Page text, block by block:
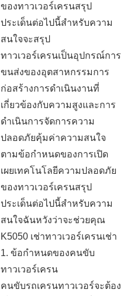
ของทาวเวอร์เครนสรุป
ประเด็นต่อไปนี้สำหรับความ
สนใจจะสรุป
ทาวเวอร์เครนเป็นอุปกรณ์การ
ขนส่งของอุตสาหกรรมการ
ก่อสร้างการดำเนินงานที่
เกี่ยวข้องกับความสูงและการ
ดำเนินการจัดการความ
ปลอดภัยคุ้มค่าความสนใจ
ตามข้อกำหนดของการเปิด
เผยเทคโนโลยีความปลอดภัย
ของทาวเวอร์เครนสรุป
ประเด็นต่อไปนี้สำหรับความ
สนใจฉันหวังว่าจะช่วยคุณ
K5050 เช่าทาวเวอร์เครนเช่า
1. ข้อกำหนดของคนขับ
ทาวเวอร์เครน
คนขับรถเครนทาวเวอร์จะต้อง